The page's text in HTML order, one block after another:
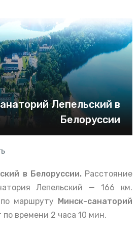
Лепельский в
Белоруссии
в Белоруссии. Расстояние
Лепельский — 166 км.
по маршруту Минск-санаторий
по времени 2 часа 10 мин.